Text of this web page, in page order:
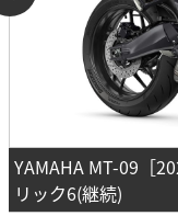
YAMAHA MT-09［
リック6(継続)